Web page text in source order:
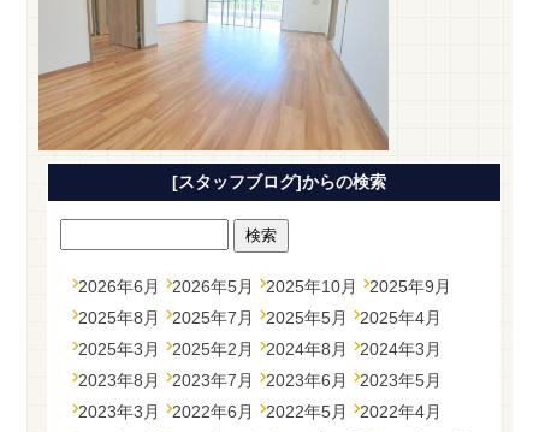
[スタッフブログ]からの検索
2026年6月 2026年5月 2025年10月
2025年9月
2025年8月
2025年7月 2025年5月
2025年4月
2025年3月
2025年2月 2024年8月
2024年3月
2023年8月
2023年7月 2023年6月
2023年5月
2023年3月
2022年6月 2022年5月
2022年4月